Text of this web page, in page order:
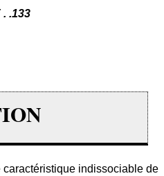
.133
indissociable de